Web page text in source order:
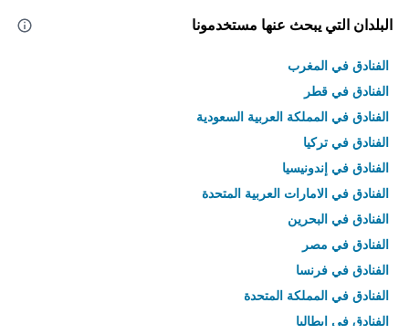
البلدان التي يبحث عنها مستخدمونا
الفنادق في المغرب
الفنادق في قطر
الفنادق في المملكة العربية السعودية
الفنادق في تركيا
الفنادق في إندونيسيا
الفنادق في الامارات العربية المتحدة
الفنادق في البحرين
الفنادق في مصر
الفنادق في فرنسا
الفنادق في المملكة المتحدة
الفنادق في إيطاليا